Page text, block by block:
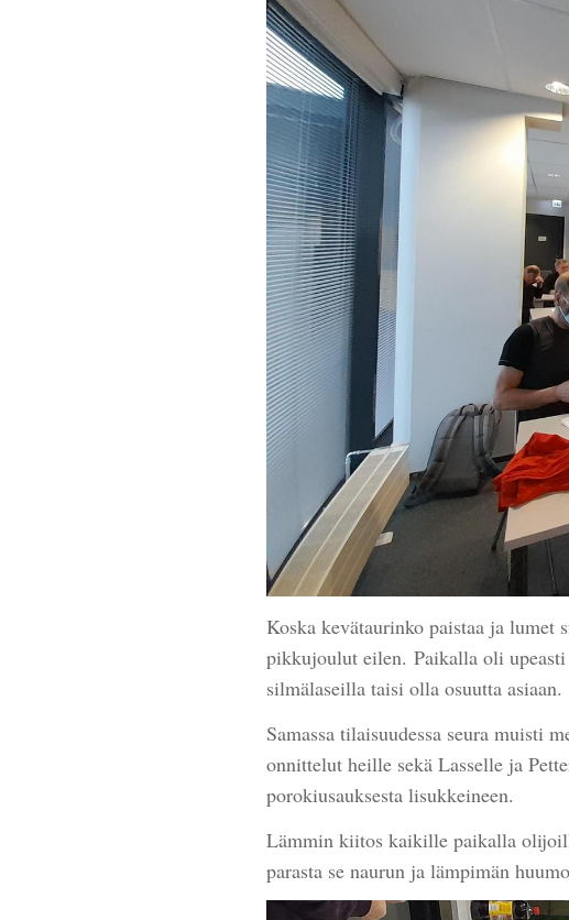
Koska kevätaurinko paistaa ja lumet
pikkujoulut eilen. Paikalla oli
silmälaseilla taisi olla osuutta asiaan.
Samassa tilaisuudessa seura muisti
onnittelut heille sekä Lasselle ja
porokiusauksesta lisukkeineen.
Lämmin kiitos kaikille paikalla
parasta se naurun ja lämpimän